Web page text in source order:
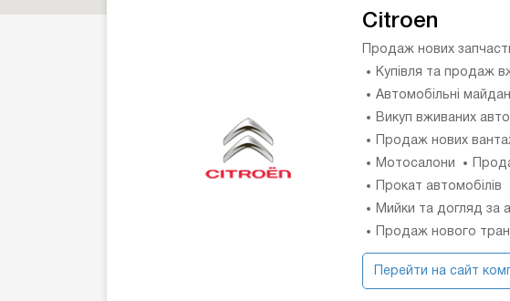
Citroen
Продаж нових
Купівля та продаж
Автомобільні
Викуп вживаних
Продаж нових
Мотосалони
Прокат автомобілів
Мийки та догляд за
Продаж нового
Перейти на сайт